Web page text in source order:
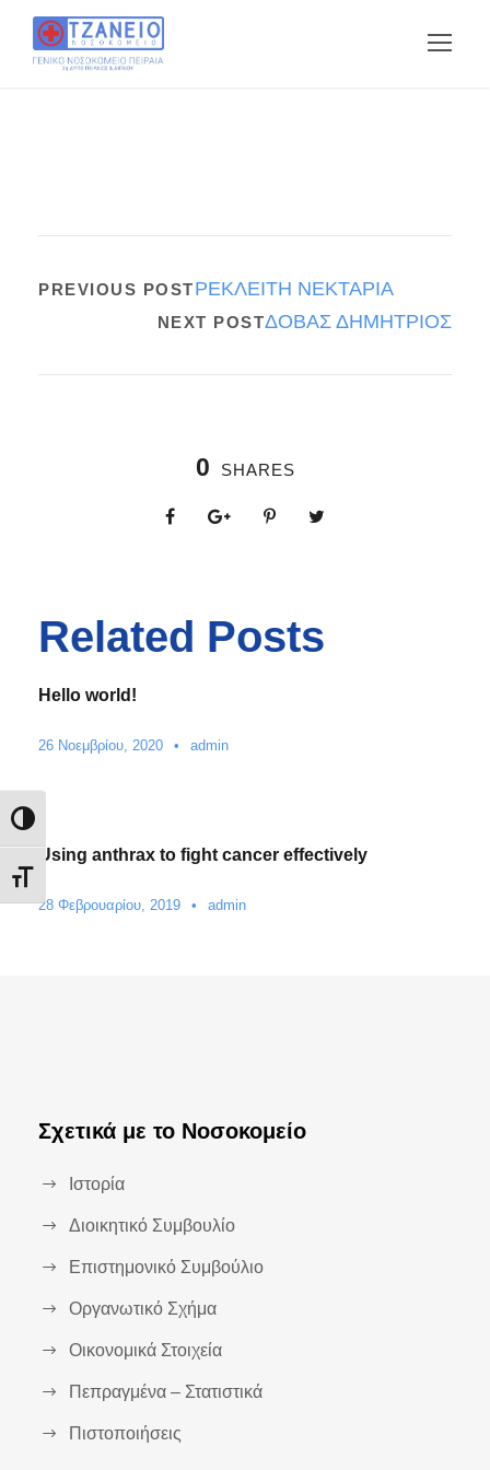
Εναλλαγή Υψηλής Αντίθεσης
Εναλλαγή Μεγέθους Γραμμάτων
PREVIOUS POSTΡΕΚΛΕΙΤΗ ΝΕΚΤΑΡΙΑ
NEXT POSTΔΟΒΑΣ ΔΗΜΗΤΡΙΟΣ
0 SHARES
Related Posts
Hello world!
26 Νοεμβρίου, 2020 • admin
Using anthrax to fight cancer effectively
28 Φεβρουαρίου, 2019 • admin
Σχετικά με το Νοσοκομείο
Ιστορία
Διοικητικό Συμβουλίο
Επιστημονικό Συμβούλιο
Οργανωτικό Σχήμα
Οικονομικά Στοιχεία
Πεπραγμένα – Στατιστικά
Πιστοποιήσεις